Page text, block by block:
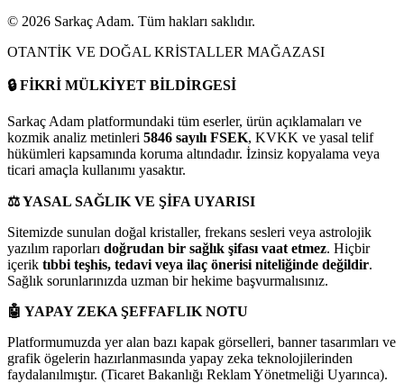
© 2026 Sarkaç Adam. Tüm hakları saklıdır.
OTANTİK VE DOĞAL KRİSTALLER MAĞAZASI
🔒FİKRİ MÜLKİYET BİLDİRGESİ
Sarkaç Adam platformundaki tüm eserler, ürün açıklamaları ve
kozmik analiz metinleri 5846 sayılı FSEK, KVKK ve yasal telif
hükümleri kapsamında koruma altındadır. İzinsiz kopyalama veya
ticari amaçla kullanımı yasaktır.
⚖️YASAL SAĞLIK VE ŞİFA UYARISI
Sitemizde sunulan doğal kristaller, frekans sesleri veya astrolojik
yazılım raporları doğrudan bir sağlık şifası vaat etmez. Hiçbir
içerik tıbbi teşhis, tedavi veya ilaç önerisi niteliğinde değildir.
Sağlık sorunlarınızda uzman bir hekime başvurmalısınız.
🤖 YAPAY ZEKA ŞEFFAFLIK NOTU
Platformumuzda yer alan bazı kapak görselleri, banner tasarımları ve
grafik ögelerin hazırlanmasında yapay zeka teknolojilerinden
faydalanılmıştır. (Ticaret Bakanlığı Reklam Yönetmeliği Uyarınca).